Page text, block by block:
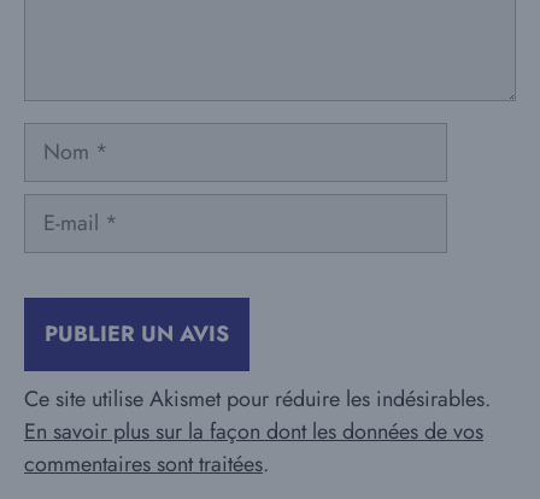
Nom
mail
Ce site utilise Akismet pour réduire les indésirables.
En savoir plus sur la façon dont les données de vos
commentaires sont traitées.